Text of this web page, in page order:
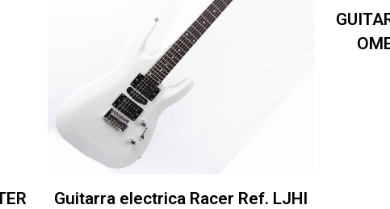
Guitarra electrica Racer Ref. LJHI